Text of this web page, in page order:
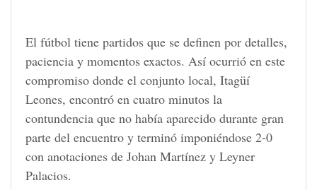
El fútbol tiene partidos que se definen por detalles,
paciencia y momentos exactos. Así ocurrió en este
compromiso donde el conjunto local, Itagüí
Leones, encontró en cuatro minutos la
contundencia que no había aparecido durante gran
parte del encuentro y terminó imponiéndose 2-0
con anotaciones de Johan Martínez y Leyner
Palacios.